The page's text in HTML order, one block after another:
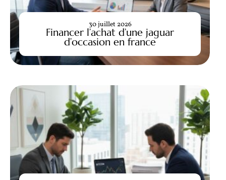
Financer l’achat d’une jaguar
d’occasion en france
30 juillet 2026